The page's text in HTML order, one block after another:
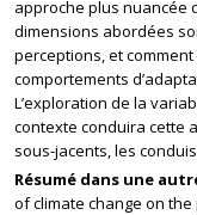
approche plus nuancée
dimensions abordées
perceptions, et
comportements
L’exploration de la
contexte conduira cette
sous-jacents, les
Résumé dans une
of climate change on